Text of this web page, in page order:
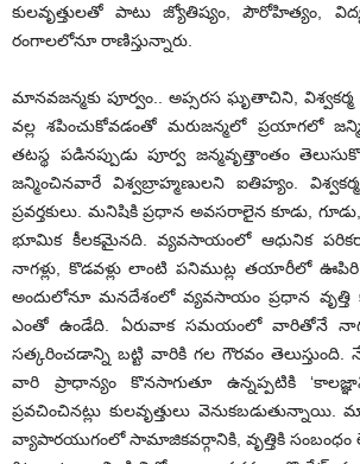
కులవృత్తులతో పాటు జ్యోతిష్యం, పౌరోహిత్యం,
రంగాలలోనూ రాణిస్తున్నారు.
మానవజన్మకు పూర్వం.. అప్సరస ఘృతాచిని,
వల్ల శపించుకోవడంతో మరుజన్మలో ప్రయాగలో
తటస్థ పడినప్పుడు పూర్వ జన్మవృత్తాంతం
జన్మించినవారే విశ్వబ్రాహ్మణులని ఐతిహ్యం. విశ్వకర్మ
ప్రవర్తకులు. మనిషికి ప్రధాన అవసరాలైన కూడు,
భూమిక కీలకమైనది. వ్యవసాయంలో ఆధునిక
నాగళ్లు, కొడవళ్లు లాంటి పనిముట్ల తయారీలో ఊపిరి
అందులోనూ మనదేశంలో వ్యవసాయం ప్రధాన
ఎంతో ఉండేది. ఏరువాక సమయంలో వారితోనే
సత్కరించడాన్ని బట్టి వారికి గల గౌరవం
వారి ప్రాధాన్యం కొనసాగుతూ ఉన్నప్పటికి
ప్రవచించినట్లు కులవృత్తులు
వ్యాపారయుగంలో సామాజికవర్గానికి, వృత్తికి సంబంధం